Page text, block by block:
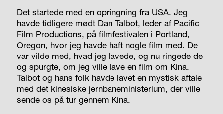
Det startede med en opringning fra USA. Jeg
havde tidligere mødt Dan Talbot, leder af Pacific
Film Produc­tions, på filmfestivalen i Portland,
Oregon, hvor jeg havde haft nogle film med. De
var vilde med, hvad jeg lavede, og nu ringede de
og spurgte, om jeg ville lave en film om Kina.
Talbot og hans folk havde lavet en mystisk aftale
med det kinesiske jernbaneministerium, der ville
sende os på tur gennem Kina.